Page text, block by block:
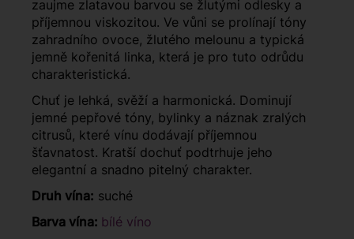
zaujme zlatavou barvou se žlutými odlesky a
příjemnou viskozitou. Ve vůni se prolínají tóny
zahradního ovoce, žlutého melounu a typická
jemně kořenitá linka, která je pro tuto odrůdu
charakteristická.
Chuť je lehká, svěží a harmonická. Dominují
jemné pepřové tóny, bylinky a náznak zralých
citrusů, které vínu dodávají příjemnou
šťavnatost. Kratší dochuť podtrhuje jeho
elegantní a snadno pitelný charakter.
Druh vína: suché
Barva vína: bílé víno